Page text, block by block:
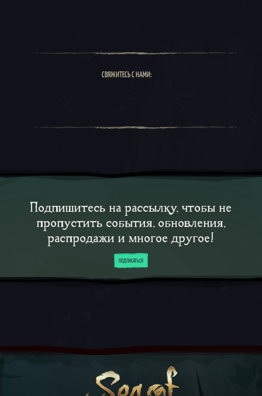
СВЯЖИТЕСЬ С НАМИ:
Подпишитесь на рассылку, чтобы не
пропустить события, обновления,
распродажи и многое другое!
ПОДПИСАТЬСЯ